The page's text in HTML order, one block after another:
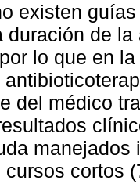
existen
duración de
lo que en
del médico
cursos cortos